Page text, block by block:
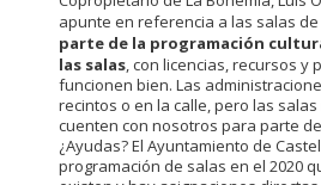
apunte en referencia a las salas
parte de la programación
las salas, con licencias, recursos y
funcionen bien. Las
recintos o en la calle, pero las
cuenten con nosotros para parte
¿Ayudas? El Ayuntamiento de
programación de salas en el 2020